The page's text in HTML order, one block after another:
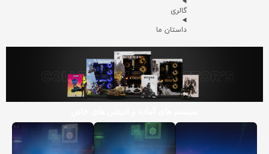
گالری
داستان ما